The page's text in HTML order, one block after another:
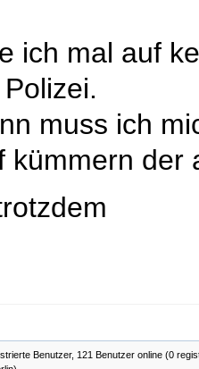
ich mal auf
muss ich
kümmern der
Benutzer, 121 Benutzer online (0